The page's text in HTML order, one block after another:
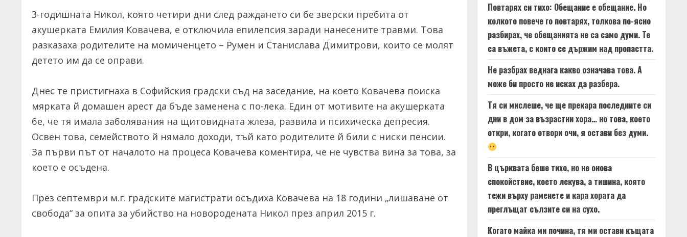
3-годишната Никол, която четири дни след раждането си бе зверски пребита от
акушерката Емилия Ковачева, е отключила епилепсия заради нанесените травми. Това
разказаха родителите на момиченцето – Румен и Станислава Димитрови, които се молят
детето им да се оправи.
Днес те пристигнаха в Софийския градски съд на заседание, на което Ковачева поиска
мярката й домашен арест да бъде заменена с по-лека. Един от мотивите на акушерката
бе, че тя имала заболявания на щитовидната жлеза, развила и психическа депресия.
Освен това, семейството й нямало доходи, тъй като родителите й били с ниски пенсии.
За първи път от началото на процеса Ковачева коментира, че не чувства вина за това, за
което е осъдена.
През септември м.г. градските магистрати осъдиха Ковачева на 18 години „лишаване от
свобода“ за опита за убийство на новородената Никол през април 2015 г.
Повтарях си тихо: Обещание е обещание. Но
колкото повече го повтарях, толкова по-ясно
разбирах, че обещанията не са само думи. Те
са въжета, с които се държим над пропастта.
Не разбрах веднага какво означава това. А
може би просто не исках да разбера.
Тя си мислеше, че ще прекара последните си
дни в дом за възрастни хора… но това, което
откри, когато отвори очи, я остави без думи.
В църквата беше тихо, но не онова
спокойствие, което лекува, а тишина, която
тежи върху раменете и кара хората да
преглъщат сълзите си на сухо.
Когато майка ми почина, тя ми остави къщата